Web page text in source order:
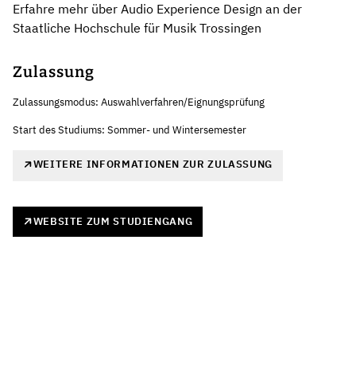
Erfahre mehr über Audio Experience Design an der
Staatliche Hochschule für Musik Trossingen
Zulassung
Zulassungsmodus: Auswahlverfahren/Eignungsprüfung
Start des Studiums: Sommer- und Wintersemester
WEITERE INFORMATIONEN ZUR ZULASSUNG
WEBSITE ZUM STUDIENGANG